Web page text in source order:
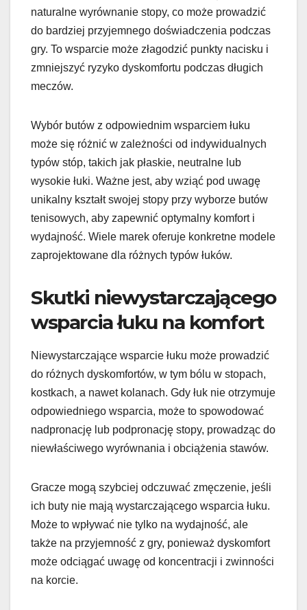
naturalne wyrównanie stopy, co może prowadzić
do bardziej przyjemnego doświadczenia podczas
gry. To wsparcie może złagodzić punkty nacisku i
zmniejszyć ryzyko dyskomfortu podczas długich
meczów.
Wybór butów z odpowiednim wsparciem łuku
może się różnić w zależności od indywidualnych
typów stóp, takich jak płaskie, neutralne lub
wysokie łuki. Ważne jest, aby wziąć pod uwagę
unikalny kształt swojej stopy przy wyborze butów
tenisowych, aby zapewnić optymalny komfort i
wydajność. Wiele marek oferuje konkretne modele
zaprojektowane dla różnych typów łuków.
Skutki niewystarczającego
wsparcia łuku na komfort
Niewystarczające wsparcie łuku może prowadzić
do różnych dyskomfortów, w tym bólu w stopach,
kostkach, a nawet kolanach. Gdy łuk nie otrzymuje
odpowiedniego wsparcia, może to spowodować
nadpronację lub podpronację stopy, prowadząc do
niewłaściwego wyrównania i obciążenia stawów.
Gracze mogą szybciej odczuwać zmęczenie, jeśli
ich buty nie mają wystarczającego wsparcia łuku.
Może to wpływać nie tylko na wydajność, ale
także na przyjemność z gry, ponieważ dyskomfort
może odciągać uwagę od koncentracji i zwinności
na korcie.